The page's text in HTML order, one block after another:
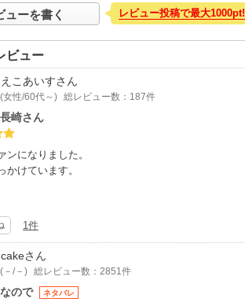
ューを書く レビュー投稿で最大1000pt!
ビュー
えこあいすさん
(女性/60代～) 総レビュー数：187件
崎さん
ンになりました。
かけています。
に共感します。
1件
cakeさん
(－/－) 総レビュー数：2851件
ので ネタバレ